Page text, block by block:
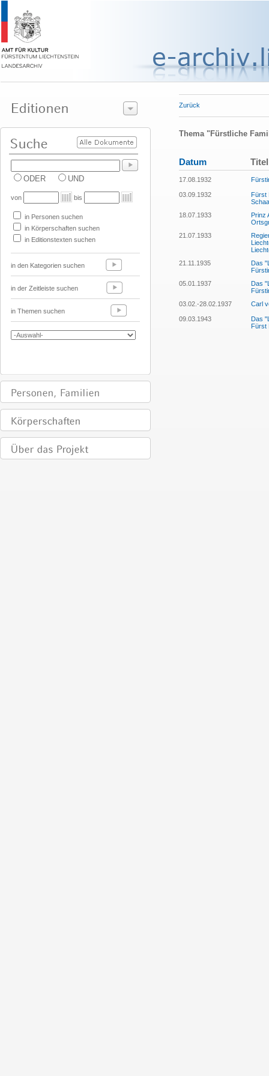
ODER UND
von bis
in Personen suchen
in Körperschaften suchen
in Editionstexten suchen
in den Kategorien suchen
in der Zeitleiste suchen
in Themen suchen
Zurück
Thema "Fürstliche
Datum Titel
17.08.1932
03.09.1932
Fürst
18.07.1933
Prinz
21.07.1933
21.11.1935
Das
05.01.1937
Das
03.02.-28.02.1937
Carl
09.03.1943
Das
Fürst